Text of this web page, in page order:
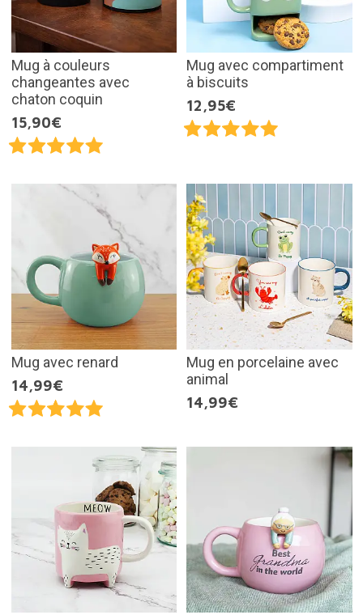
Mug à couleurs
changeantes avec
chaton coquin
15,90€
Mug avec compartiment
à biscuits
12,95€
Mug avec renard
14,99€
Mug en porcelaine avec
animal
14,99€